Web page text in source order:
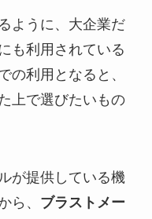
ように、大企業だ
も利用されている
の利用となると、
上で選びたいもの
が提供している機
ら、 ブラストメー